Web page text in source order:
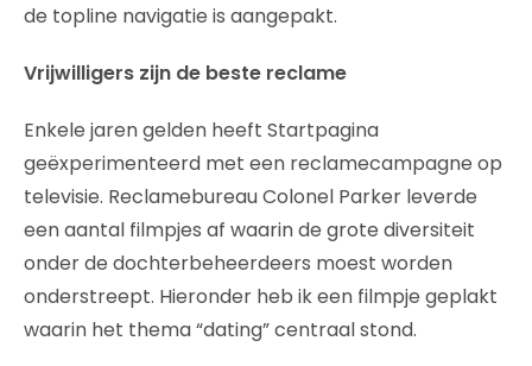
de topline navigatie is aangepakt.
Vrijwilligers zijn de beste reclame
Enkele jaren gelden heeft Startpagina
geëxperimenteerd met een reclamecampagne op
televisie. Reclamebureau Colonel Parker leverde
een aantal filmpjes af waarin de grote diversiteit
onder de dochterbeheerdeers moest worden
onderstreept. Hieronder heb ik een filmpje geplakt
waarin het thema “dating” centraal stond.